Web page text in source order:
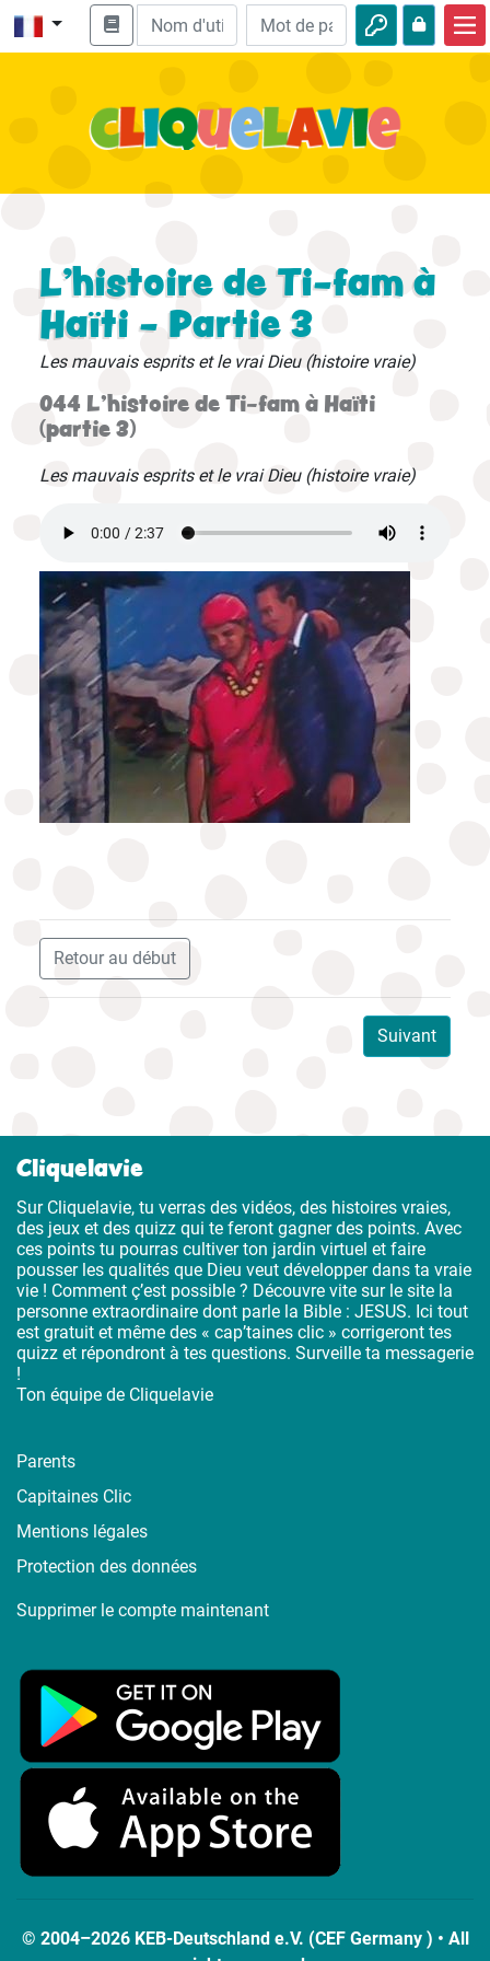
Enseignement biblique
Aventures
Loisirs
L'histoire de Ti-fam à
Haïti - Partie 3
Les mauvais esprits et le vrai Dieu (histoire vraie)
044 L'histoire de Ti-fam à Haïti
(partie 3)
Les mauvais esprits et le vrai Dieu (histoire vraie)
Retour au début
Suivant
Cliquelavie
Sur Cliquelavie, tu verras des vidéos, des histoires vraies,
des jeux et des quizz qui te feront gagner des points. Avec
ces points tu pourras cultiver ton jardin virtuel et faire
pousser les qualités que Dieu veut développer dans ta vraie
vie ! Comment ç’est possible ? Découvre vite sur le site la
personne extraordinaire dont parle la Bible : JESUS. Ici tout
est gratuit et même des « cap’taines clic » corrigeront tes
quizz et répondront à tes questions. Surveille ta messagerie
!
Ton équipe de Cliquelavie
Parents
Capitaines Clic
Mentions légales
Protection des données
Supprimer le compte maintenant
© 2004–2026 KEB-Deutschland e.V. (CEF Germany ) • All